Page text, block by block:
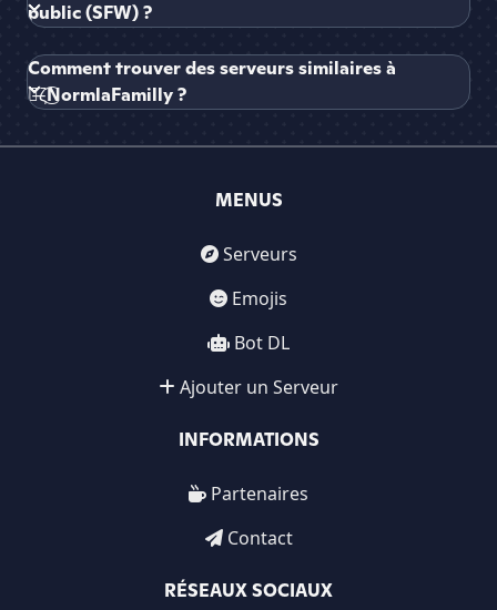
public (SFW) ?
Comment trouver des serveurs similaires à
๖̶ζ͜͡NormlaFamilly ?
MENUS
Serveurs
Emojis
Bot DL
Ajouter un Serveur
INFORMATIONS
Partenaires
Contact
RÉSEAUX SOCIAUX